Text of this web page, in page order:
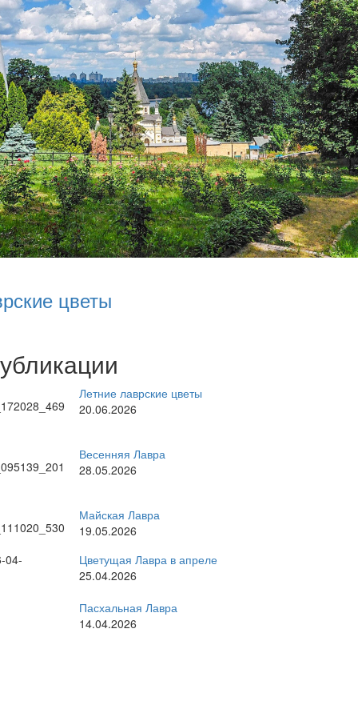
цветы
Летние лаврские цветы
20.06.2026
Весенняя Лавра
28.05.2026
Майская Лавра
19.05.2026
Цветущая Лавра в апреле
25.04.2026
Пасхальная Лавра
14.04.2026